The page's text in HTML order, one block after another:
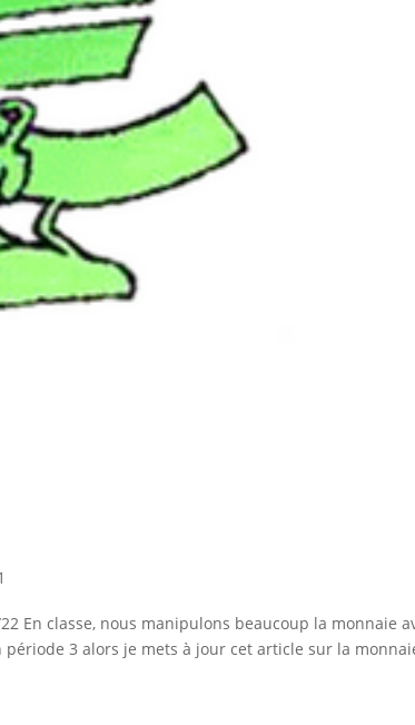
En classe, nous manipulons beaucoup la monnaie
période 3 alors je mets à jour cet article sur la